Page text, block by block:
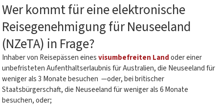
Wer kommt für eine elektronische
Reisegenehmigung für Neuseeland
(NZeTA) in Frage?
Inhaber von Reisepässen einesvisumbefreiten Landoder einer
unbefristeten Aufenthaltserlaubnis für Australien, die Neuseeland für
weniger als 3 Monate besuchen —oder, bei britischer
Staatsbürgerschaft, die Neuseeland für weniger als 6 Monate
besuchen, oder;